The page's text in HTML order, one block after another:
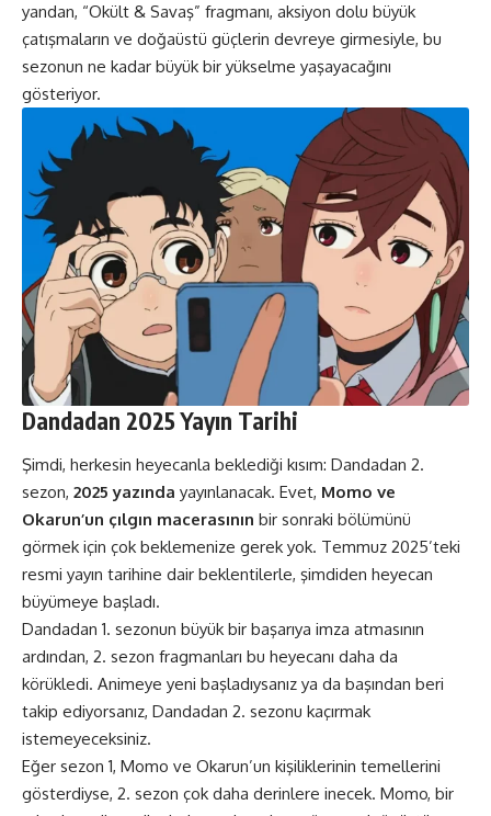
yandan, “Okült & Savaş” fragmanı, aksiyon dolu büyük
çatışmaların ve doğaüstü güçlerin devreye girmesiyle, bu
sezonun ne kadar büyük bir yükselme yaşayacağını
gösteriyor.
Dandadan 2025 Yayın Tarihi
Şimdi, herkesin heyecanla beklediği kısım: Dandadan 2.
sezon, 2025 yazında yayınlanacak. Evet, Momo ve
Okarun’un çılgın macerasının bir sonraki bölümünü
görmek için çok beklemenize gerek yok. Temmuz 2025’teki
resmi yayın tarihine dair beklentilerle, şimdiden heyecan
büyümeye başladı.
Dandadan 1. sezonun büyük bir başarıya imza atmasının
ardından, 2. sezon fragmanları bu heyecanı daha da
körükledi. Animeye yeni başladıysanız ya da başından beri
takip ediyorsanız, Dandadan 2. sezonu kaçırmak
istemeyeceksiniz.
Eğer sezon 1, Momo ve Okarun’un kişiliklerinin temellerini
gösterdiyse, 2. sezon çok daha derinlere inecek. Momo, bir